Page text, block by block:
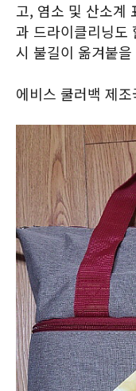
고, 염소 및 산소계
과 드라이클리닝도
시 불길이 옮겨붙
에비스 쿨러백 제